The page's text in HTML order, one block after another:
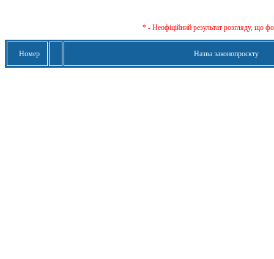
* - Неофіційний результат розгляду, що
Номер Назва законопроєкту